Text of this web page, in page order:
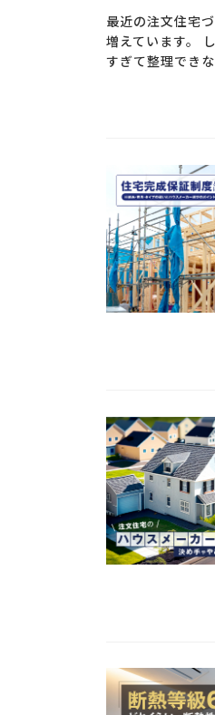
最近の注文住宅
増えています。
すぎて整理でき